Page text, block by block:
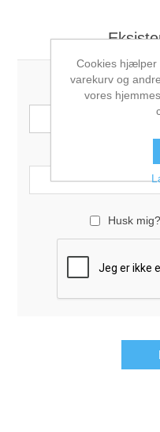
Husk mig?
Cookies hjælper
varekurv og
vores